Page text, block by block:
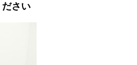
さい